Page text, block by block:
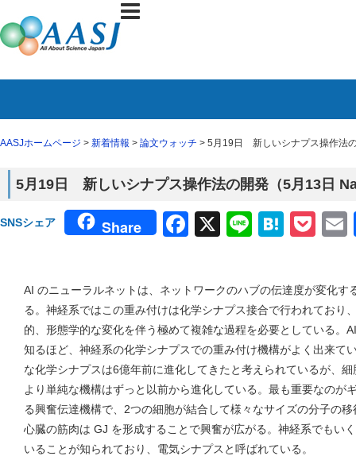
AASJホームページ > 新着情報 > 論文ウォッチ > 5月19日 新しいシナプス操作法
5月19日 新しいシナプス操作法の開発（5月13日
SNSシェア Share Facebook
X Line
AI のニューラルネットは、ネットワークのハブの伝達度が変化す
る。神経系ではこの重み付けは化学シナプス接合で行われており
的、形態学的な変化を伴う極めて複雑な過程を必要としている。
知るほど、神経系の化学シナプスでの重み付け機構がよく出来て
な化学シナプスは6億年前に進化してきたと考えられているが、
より単純な機構はずっと以前から進化している。最も重要なのが
る興奮伝達機構で、2つの細胞が結合して様々なサイズの分子の
心臓の筋肉は GJ を形成することで興奮が広がる。神経系でもい
いることが知られており、電気シナプスと呼ばれている。